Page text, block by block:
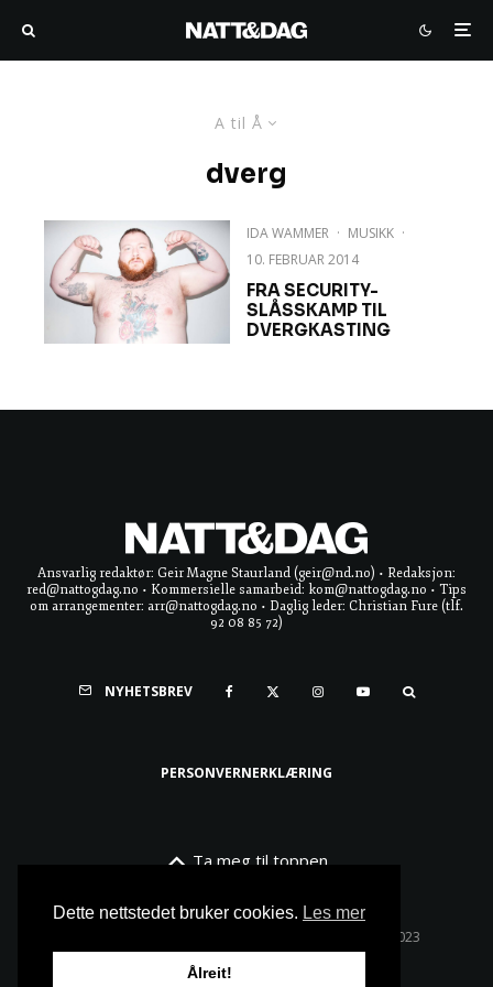
A til Å
dverg
IDA WAMMER · MUSIKK ·
10. FEBRUAR 2014
FRA SECURITY-
SLÅSSKAMP TIL
DVERGKASTING
Ansvarlig redaktør: Geir Magne Staurland (geir@nd.no) • Redaksjon:
red@nattogdag.no • Kommersielle samarbeid: kom@nattogdag.no • Tips
om arrangementer: arr@nattogdag.no • Daglig leder: Christian Fure (tlf.
92 08 85 72)
NYHETSBREV
PERSONVERNERKLÆRING
Ta meg til toppen
Alle rettigheter reservert • Copyright © Natt & Dag 2023
Dette nettstedet bruker cookies. Les mer
Ålreit!